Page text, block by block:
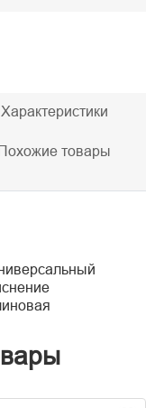
Характеристики
Похожие товары